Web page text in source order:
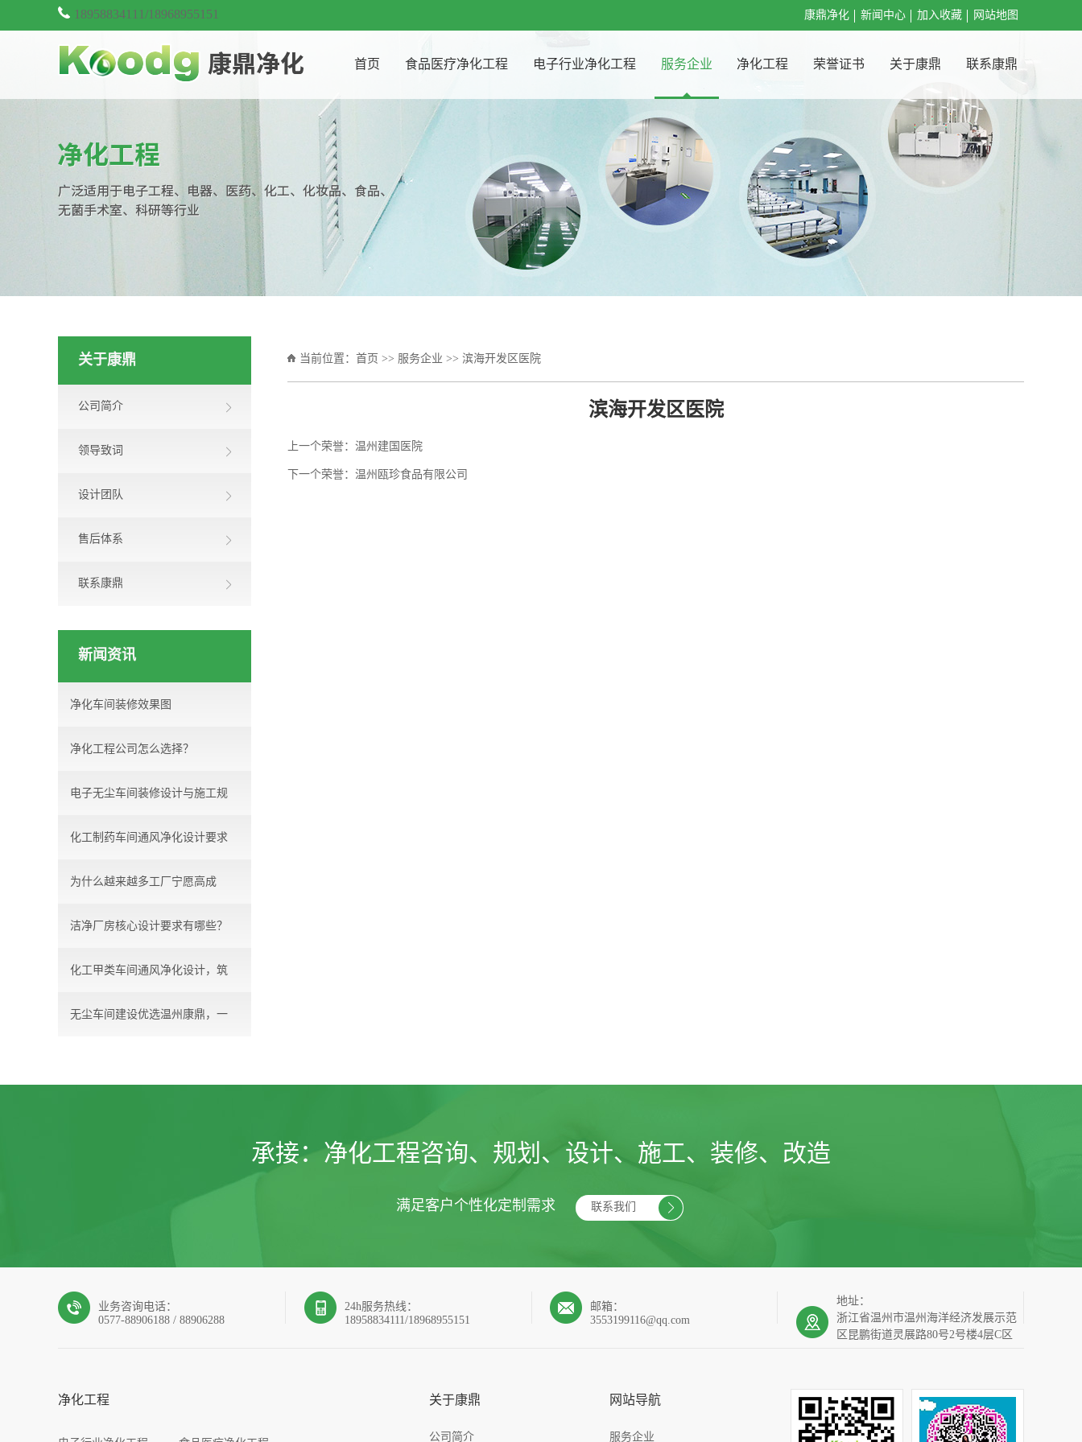
18958834111/18968955151 康鼎净化 新闻中心 加入收藏 网站地图
首页 食品医疗净化工程 电子行业净化工程 服务企业 净化工程 荣誉证书 关于康鼎 联系康鼎
关于康鼎
公司简介
领导致词
设计团队
售后体系
联系康鼎
新闻资讯
净化车间装修效果图
净化工程公司怎么选择？
电子无尘车间装修设计与施工规
范...
化工制药车间通风净化设计要求
为什么越来越多工厂宁愿高成
本，...
洁净厂房核心设计要求有哪些？
化工甲类车间通风净化设计，筑
牢...
无尘车间建设优选温州康鼎，一
当前位置： 首页 >> 服务企业 >> 滨海开发区医院
滨海开发区医院
上一个荣誉： 温州建国医院
下一个荣誉： 温州瓯珍食品有限公司
承接： 净化工程咨询、规划、设计、施工、装修、改造
满足客户个性化定制需求 联系我们
业务咨询电话：
0577-88906188 / 88906288
24h服务热线：
18958834111/18968955151
邮箱：
3553199116@qq.com
地址：
浙江省温州市温州海洋经济发展示范
区昆鹏街道灵展路80号2号楼4层C区
净化工程 关于康鼎
公司简介
网站导航
服务企业